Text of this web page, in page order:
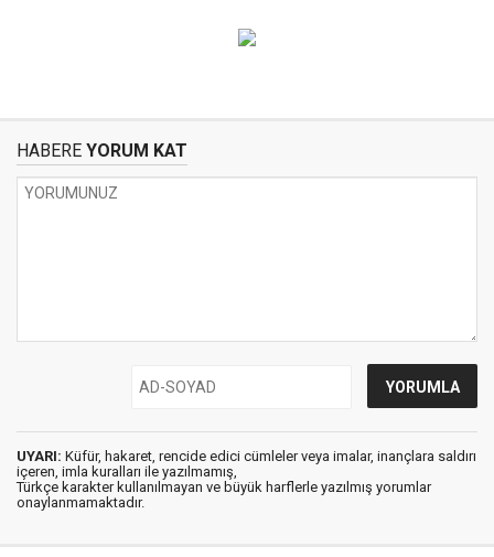
HABERE YORUM KAT
UYARI: Küfür, hakaret, rencide edici cümleler veya imalar, inançlara saldırı
içeren, imla kuralları ile yazılmamış,
Türkçe karakter kullanılmayan ve büyük harflerle yazılmış yorumlar
onaylanmamaktadır.